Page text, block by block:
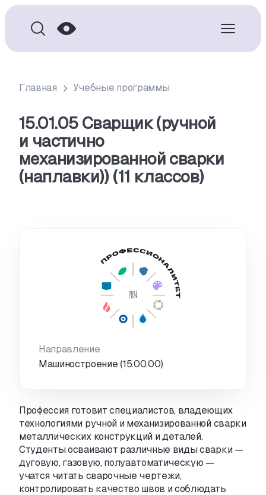
Главная Учебные программы
15.01.05 Сварщик (ручной
и частично
механизированной сварки
(наплавки)) (11 классов)
Профессия готовит специалистов, владеющих
технологиями ручной и механизированной сварки
металлических конструкций и деталей.
Студенты осваивают различные виды сварки —
дуговую, газовую, полуавтоматическую —
учатся читать сварочные чертежи,
контролировать качество швов и соблюдать
Направление
Машиностроение (15.00.00)